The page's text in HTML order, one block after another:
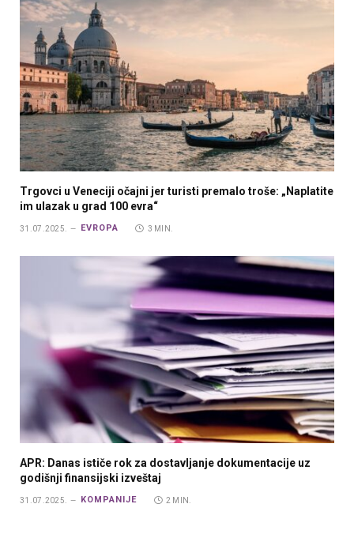
Trgovci u Veneciji očajni jer turisti premalo troše: „Naplatite
im ulazak u grad 100 evra“
31.07.2025. EVROPA 3 MIN.
APR: Danas ističe rok za dostavljanje dokumentacije uz
godišnji finansijski izveštaj
31.07.2025. KOMPANIJE 2 MIN.